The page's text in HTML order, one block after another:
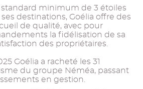
standard minimum de 3 étoiles
destinations, Goélia offre des
de qualité, avec pour
la fidélisation de sa
des propriétaires.
Goélia a racheté les 31
du groupe Néméa, passant
en gestion.